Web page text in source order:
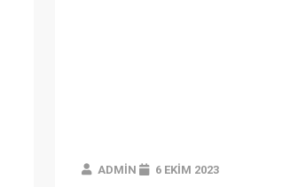
ADMIN 6 EKIM 2023